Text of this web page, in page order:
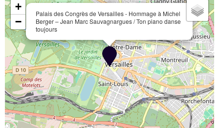
Palais des Congrès de Versailles - Hommage à Michel
Berger – Jean Marc Sauvagnargues / Ton piano danse
toujours
+
−